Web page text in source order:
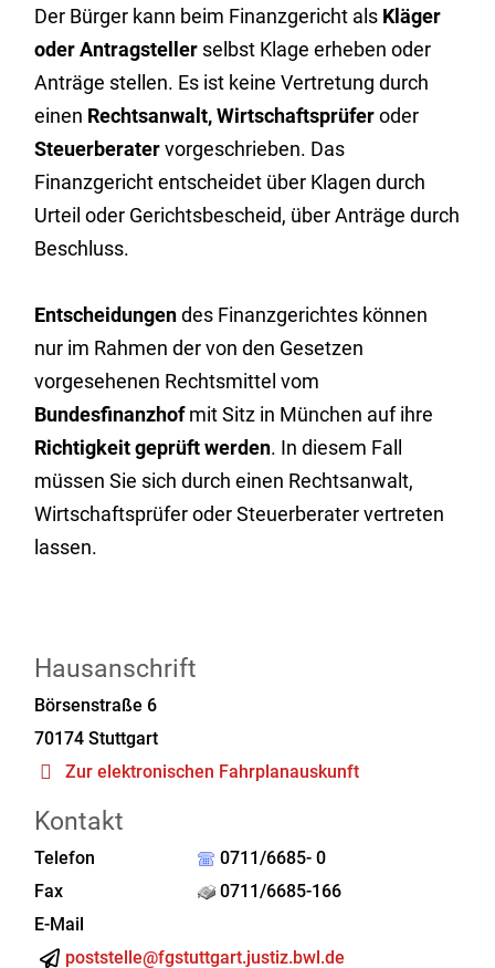
Der Bürger kann beim Finanzgericht als Kläger
oder Antragsteller selbst Klage erheben oder
Anträge stellen. Es ist keine Vertretung durch
einen Rechtsanwalt, Wirtschaftsprüferoder
Steuerberatervorgeschrieben. Das
Finanzgericht entscheidet über Klagen durch
Urteil oder Gerichtsbescheid, über Anträge durch
Beschluss.
Entscheidungendes Finanzgerichtes können
nur im Rahmen der von den Gesetzen
vorgesehenen Rechtsmittel vom
Bundesfinanzhofmit Sitz in München auf ihre
Richtigkeit geprüft werden. In diesem Fall
müssen Sie sich durch einen Rechtsanwalt,
Wirtschaftsprüfer oder Steuerberater vertreten
lassen.
Hausanschrift
Börsenstraße 6
70174 Stuttgart
Zur elektronischen Fahrplanauskunft
Kontakt
Telefon
0711/6685- 0
Fax
0711/6685-166
E-Mail
poststelle@fgstuttgart.justiz.bwl.de